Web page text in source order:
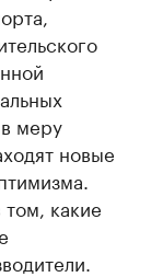
меру
новые
какие